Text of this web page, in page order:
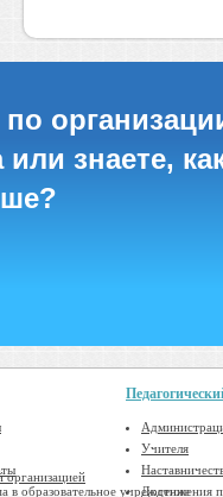
знаете,
организацией
в образовательное учреждение
Учителя
Достижения